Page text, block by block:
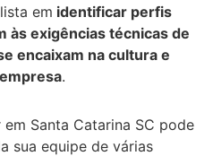
em identificar perfis
às exigências técnicas de
encaixam na cultura e
.
Santa Catarina SC pode
sua equipe de várias